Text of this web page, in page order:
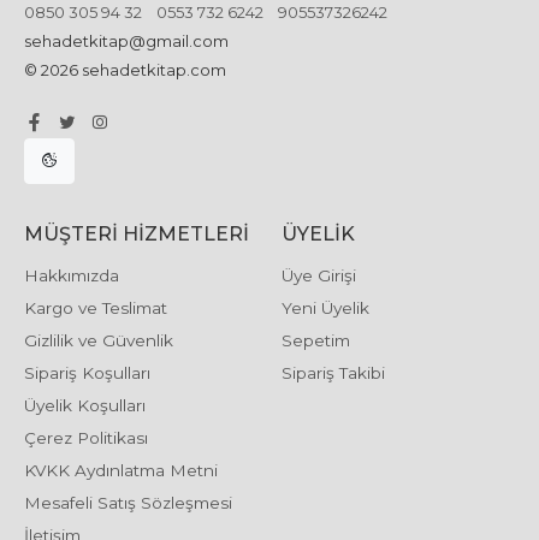
0850 305 94 32
0553 732 6242
905537326242
sehadetkitap@gmail.com
© 2026 sehadetkitap.com
MÜŞTERI HIZMETLERI
Hakkımızda
Kargo ve Teslimat
Gizlilik ve Güvenlik
Sipariş Koşulları
Üyelik Koşulları
Çerez Politikası
KVKK Aydınlatma Metni
Mesafeli Satış Sözleşmesi
İletişim
ÜYELIK
Üye Girişi
Yeni Üyelik
Sepetim
Sipariş Takibi